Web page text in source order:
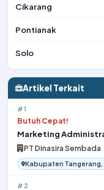
Cikarang
Pontianak
Solo
Artikel Terkait
#1
Butuh Cepat!
Marketing
PT Dinasira Sembada
Kabupaten
#2